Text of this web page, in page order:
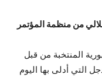
من منظمة المؤتمر
المنتخبة من قبل
التي أدلى بها اليوم